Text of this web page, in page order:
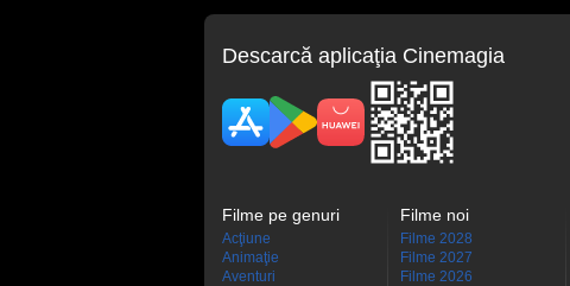
Descarcă aplicaţia Cinemagia
Filme pe genuri
Acţiune
Animaţie
Aventuri
Filme noi
Filme 2028
Filme 2027
Filme 2026